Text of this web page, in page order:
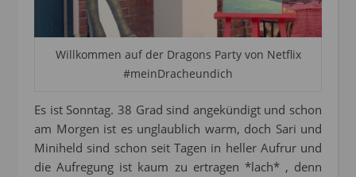
Willkommen auf der Dragons Party von Netflix
#meinDracheundich
Es ist Sonntag. 38 Grad sind angekündigt und schon
am Morgen ist es unglaublich warm, doch Sari und
Miniheld sind schon seit Tagen in heller Aufrur und
die Aufregung ist kaum zu ertragen *lach* , denn